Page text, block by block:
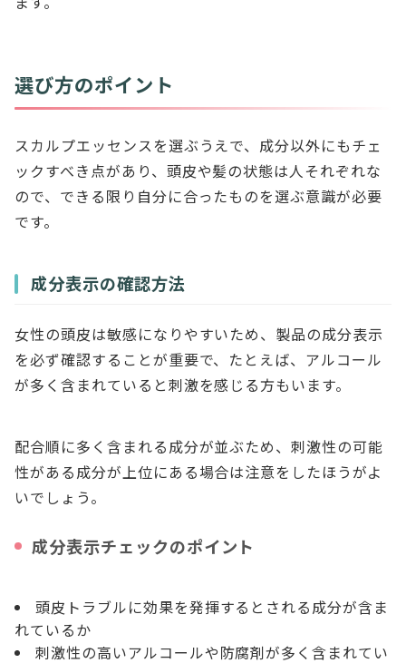
選び方のポイント
スカルプエッセンスを選ぶうえで、成分以外にもチェ
ックすべき点があり、頭皮や髪の状態は人それぞれな
ので、できる限り自分に合ったものを選ぶ意識が必要
です。
成分表示の確認方法
女性の頭皮は敏感になりやすいため、製品の成分表示
を必ず確認することが重要で、たとえば、アルコール
が多く含まれていると刺激を感じる方もいます。
配合順に多く含まれる成分が並ぶため、刺激性の可能
性がある成分が上位にある場合は注意をしたほうがよ
いでしょう。
成分表示チェックのポイント
頭皮トラブルに効果を発揮するとされる成分が含ま
れているか
刺激性の高いアルコールや防腐剤が多く含まれてい